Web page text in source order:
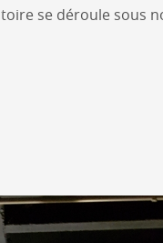
se déroule sous